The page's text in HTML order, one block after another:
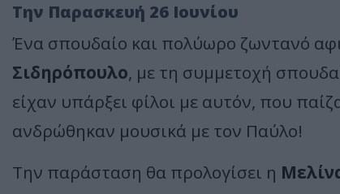
Την Παρασκευή 26 Ιουνίου
Ένα σπουδαίο και πολύωρο ζωντανό
Σιδηρόπουλο, με τη συμμετοχή
είχαν υπάρξει φίλοι με αυτόν, που
ανδρώθηκαν μουσικά με τον Παύλο!
Την παράσταση θα προλογίσει η